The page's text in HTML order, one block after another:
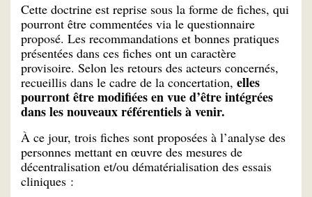
Cette doctrine est reprise sous la forme de fiches, qui
pourront être commentées via le questionnaire
proposé. Les recommandations et bonnes pratiques
présentées dans ces fiches ont un caractère
provisoire. Selon les retours des acteurs concernés,
recueillis dans le cadre de la concertation, elles
pourront être modifiées en vue d’être intégrées
dans les nouveaux référentiels à venir.
À ce jour, trois fiches sont proposées à l’analyse des
personnes mettant en œuvre des mesures de
décentralisation et/ou dématérialisation des essais
cliniques :